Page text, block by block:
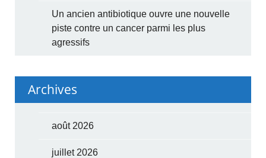
Un ancien antibiotique ouvre une nouvelle
piste contre un cancer parmi les plus
agressifs
Archives
août 2026
juillet 2026